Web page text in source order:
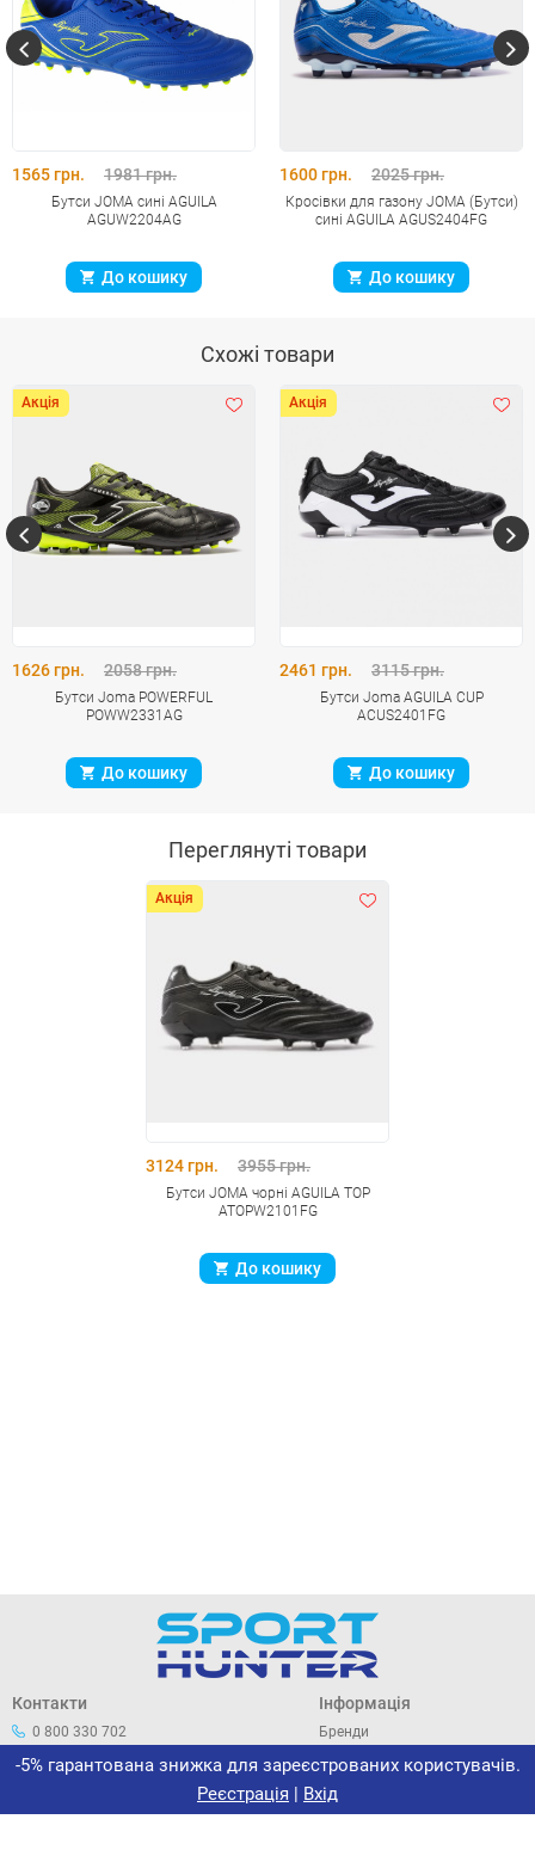
-5% гарантована знижка для зареєстрованих користувачів.
Реєстрація | Вхід
1565 грн. 1981 грн.
Бутси JOMA сині AGUILA
AGUW2204AG
До кошику
1600 грн. 2025 грн.
Кросівки для газону JOMA (Бутси)
сині AGUILA AGUS2404FG
До кошику
Схожі товари
Акція
1626 грн. 2058 грн.
Бутси Joma POWERFUL
POWW2331AG
До кошику
Акція
2461 грн. 3115 грн.
Бутси Joma AGUILA CUP
ACUS2401FG
До кошику
Переглянуті товари
Акція
3124 грн. 3955 грн.
Бутси JOMA чорні AGUILA TOP
ATOPW2101FG
До кошику
Контакти
0 800 330 702
044 33 44 305
office@sporthunter.com.ua
Інформація
Бренди
Політика конфіденційності
Договір публічної оферти